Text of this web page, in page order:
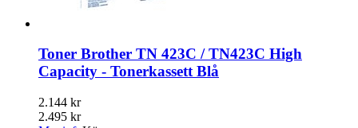
Toner Brother TN 423C / TN423C High
Capacity - Tonerkassett Blå
2.144 kr
2.495 kr